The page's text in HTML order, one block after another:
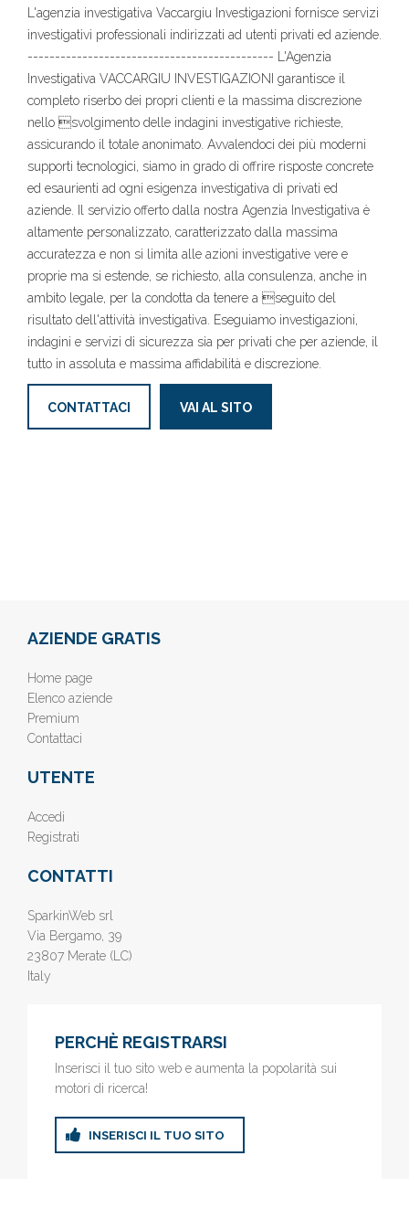
L'agenzia investigativa Vaccargiu Investigazioni fornisce servizi
investigativi professionali indirizzati ad utenti privati ed aziende.
--------------------------------------------- L'Agenzia
Investigativa VACCARGIU INVESTIGAZIONI garantisce il
completo riserbo dei propri clienti e la massima discrezione
nello svolgimento delle indagini investigative richieste,
assicurando il totale anonimato. Avvalendoci dei più moderni
supporti tecnologici, siamo in grado di offrire risposte concrete
ed esaurienti ad ogni esigenza investigativa di privati ed
aziende. Il servizio offerto dalla nostra Agenzia Investigativa è
altamente personalizzato, caratterizzato dalla massima
accuratezza e non si limita alle azioni investigative vere e
proprie ma si estende, se richiesto, alla consulenza, anche in
ambito legale, per la condotta da tenere a seguito del
risultato dell'attività investigativa. Eseguiamo investigazioni,
indagini e servizi di sicurezza sia per privati che per aziende, il
tutto in assoluta e massima affidabilità e discrezione.
CONTATTACI VAI AL SITO
AZIENDE GRATIS
Home page
Elenco aziende
Premium
Contattaci
UTENTE
Accedi
Registrati
CONTATTI
SparkinWeb srl
Via Bergamo, 39
23807 Merate (LC)
Italy
PERCHÈ REGISTRARSI
Inserisci il tuo sito web e aumenta la popolarità sui
motori di ricerca!
INSERISCI IL TUO SITO